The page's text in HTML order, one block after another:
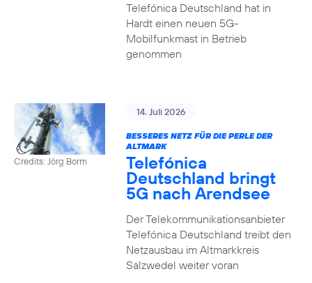
Telefónica Deutschland hat in
Hardt einen neuen 5G-
Mobilfunkmast in Betrieb
genommen
Credits: Jörg Borm
14. Juli 2026
BESSERES NETZ FÜR DIE PERLE DER
ALTMARK
Telefónica
Deutschland bringt
5G nach Arendsee
Der Telekommunikationsanbieter
Telefónica Deutschland treibt den
Netzausbau im Altmarkkreis
Salzwedel weiter voran